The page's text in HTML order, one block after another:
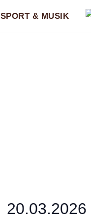
SPORT & MUSIK
20.03.2026